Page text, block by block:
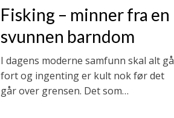
Fisking – minner fra en
svunnen barndom
I dagens moderne samfunn skal alt gå
fort og ingenting er kult nok før det
går over grensen. Det som…